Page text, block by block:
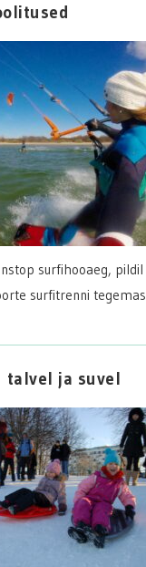
surfihooaeg, pildil
surfitrenni tegemas
talvel ja suvel